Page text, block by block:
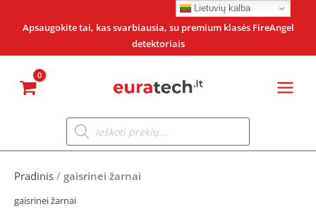
Apsaugokite tai, kas svarbiausia, su premium klasės FireAngel
detektoriais
Products
search
Pradinis / gaisrinei žarnai
gaisrinei žarnai
Lietuvių kalba